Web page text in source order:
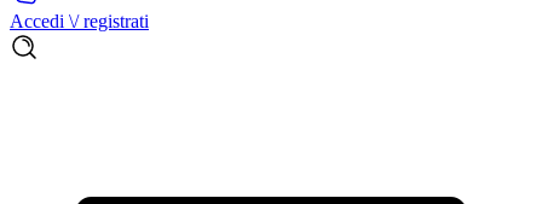
Accedi \/ registrati